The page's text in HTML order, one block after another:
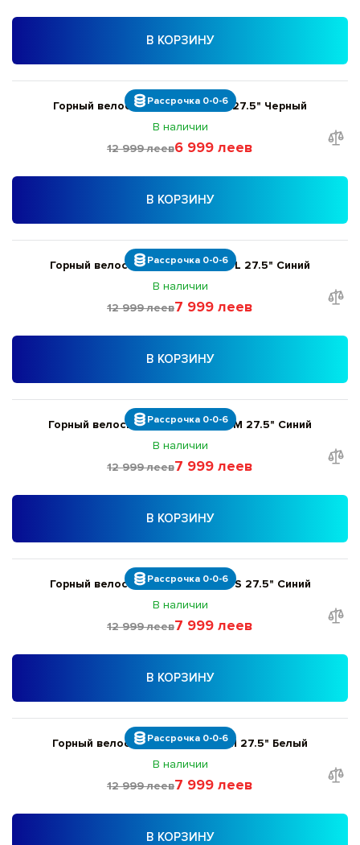
В КОРЗИНУ
Рассрочка 0-0-6
Горный велосипед Giant ATX M 27.5" Черный
В наличии
12 999 леев6 999 леев
В КОРЗИНУ
Рассрочка 0-0-6
Горный велосипед Giant Talon 5 L 27.5" Синий
В наличии
12 999 леев7 999 леев
В КОРЗИНУ
Рассрочка 0-0-6
Горный велосипед Giant Talon 5 M 27.5" Синий
В наличии
12 999 леев7 999 леев
В КОРЗИНУ
Рассрочка 0-0-6
Горный велосипед Giant Talon 5 S 27.5" Синий
В наличии
12 999 леев7 999 леев
В КОРЗИНУ
Рассрочка 0-0-6
Горный велосипед Liv Tempt 5 M 27.5" Белый
В наличии
12 999 леев7 999 леев
В КОРЗИНУ